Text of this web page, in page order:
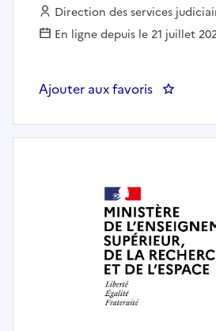
Employeur :
Direction des services
En ligne depuis le 21 juillet
Ajouter aux favoris :